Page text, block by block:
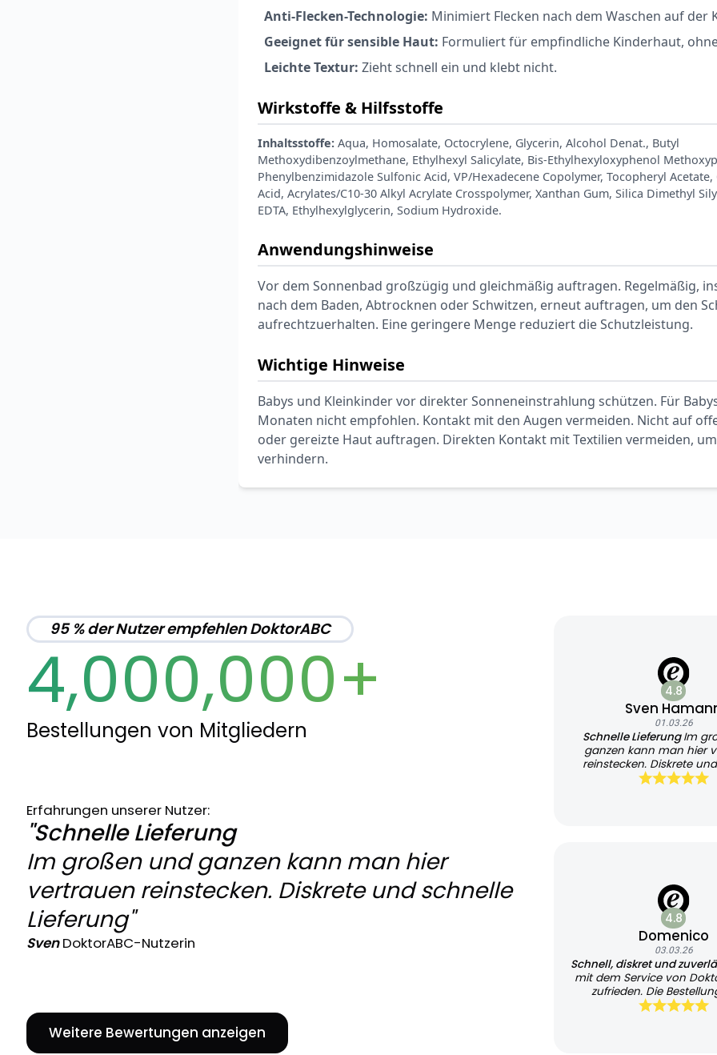
Anti-Flecken-Technologie: Minimiert Flecken nach dem Waschen auf der
Geeignet für sensible Haut: Formuliert für empfindliche Kinderhaut,
Leichte Textur: Zieht schnell ein und klebt nicht.
Wirkstoffe & Hilfsstoffe
Inhaltsstoffe: Aqua, Homosalate, Octocrylene, Glycerin, Alcohol Denat., Butyl
Methoxydibenzoylmethane, Ethylhexyl Salicylate, Bis-Ethylhexyloxyphenol
Phenylbenzimidazole Sulfonic Acid, VP/Hexadecene Copolymer, Tocopheryl
Acid, Acrylates/C10-30 Alkyl Acrylate Crosspolymer, Xanthan Gum, Silica Dimethyl
EDTA, Ethylhexylglycerin, Sodium Hydroxide.
Anwendungshinweise
Vor dem Sonnenbad großzügig und gleichmäßig auftragen. Regelmäßig,
nach dem Baden, Abtrocknen oder Schwitzen, erneut auftragen, um den
aufrechtzuerhalten. Eine geringere Menge reduziert die Schutzleistung.
Wichtige Hinweise
Babys und Kleinkinder vor direkter Sonneneinstrahlung schützen. Für
Monaten nicht empfohlen. Kontakt mit den Augen vermeiden. Nicht auf
oder gereizte Haut auftragen. Direkten Kontakt mit Textilien vermeiden,
verhindern.
95 % der Nutzer empfehlen DoktorABC
4,000,000+
Bestellungen von Mitgliedern
Erfahrungen unserer Nutzer:
"Schnelle Lieferung
Im großen und ganzen kann man hier
vertrauen reinstecken. Diskrete und schnelle
Lieferung"
SvenDoktorABC-Nutzerin
Weitere Bewertungen anzeigen
4.8
Sven
01.03.26
Schnelle LieferungIm
ganzen kann man hier
reinstecken. Diskrete
Lieferung
4.8
Domenico
03.03.26
Schnell, diskret und
mit dem Service von
zufrieden. Die
unkompliziert und